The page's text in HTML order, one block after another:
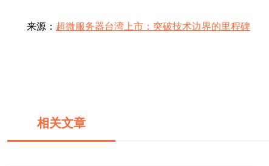
来源： 超微服务器台湾上市：突破技术边界的里程碑
相关文章